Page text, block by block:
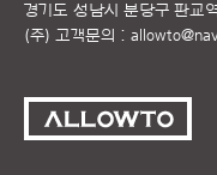
경기도 성남시 분당구 판교
(주) 고객문의 :